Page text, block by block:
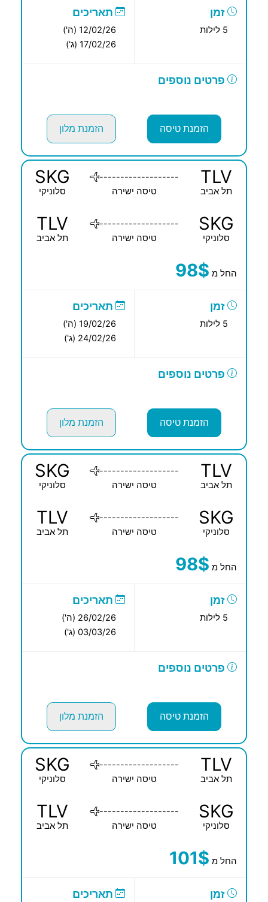
זמן תאריכים
12/02/26 (ה')
17/02/26 (ג')
פרטים נוספים
הזמנת טיסה הזמנת מלון
TLV
תל אביב
-------------------
טיסה ישירה
SKG
סלוניקי
SKG
סלוניקי
-------------------
טיסה ישירה
TLV
תל אביב
החל מ 98$
זמן תאריכים
19/02/26 (ה')
24/02/26 (ג')
פרטים נוספים
הזמנת טיסה הזמנת מלון
TLV
תל אביב
-------------------
טיסה ישירה
SKG
סלוניקי
SKG
סלוניקי
-------------------
טיסה ישירה
TLV
תל אביב
החל מ 98$
זמן תאריכים
26/02/26 (ה')
03/03/26 (ג')
פרטים נוספים
הזמנת טיסה הזמנת מלון
TLV
תל אביב
-------------------
טיסה ישירה
SKG
סלוניקי
SKG
סלוניקי
-------------------
טיסה ישירה
TLV
תל אביב
החל מ 101$
זמן תאריכים